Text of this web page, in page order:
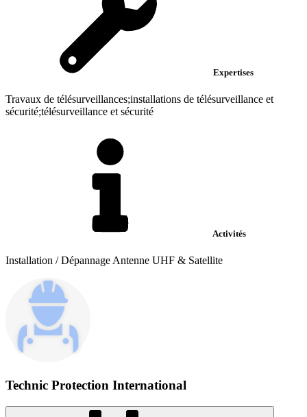
Expertises
Travaux de télésurveillances;installations de télésurveillance et
sécurité;télésurveillance et sécurité
Activités
Installation / Dépannage Antenne UHF & Satellite
Technic Protection International